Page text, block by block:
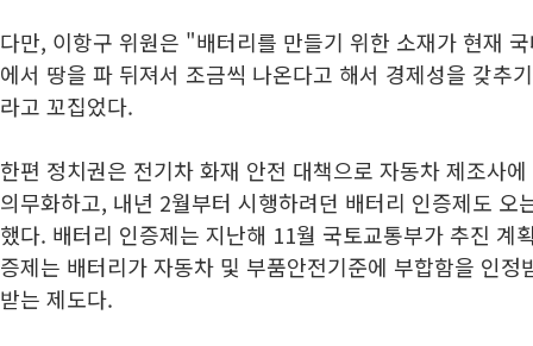
다만, 이항구 위원은 "배터리를 만들기 위한 소재가 현재
에서 땅을 파 뒤져서 조금씩 나온다고 해서 경제성을 갖추
라고 꼬집었다.
한편 정치권은 전기차 화재 안전 대책으로 자동차 제조사
의무화하고, 내년 2월부터 시행하려던 배터리 인증제도 오
했다. 배터리 인증제는 지난해 11월 국토교통부가 추진 계
증제는 배터리가 자동차 및 부품안전기준에 부합함을 인정
받는 제도다.